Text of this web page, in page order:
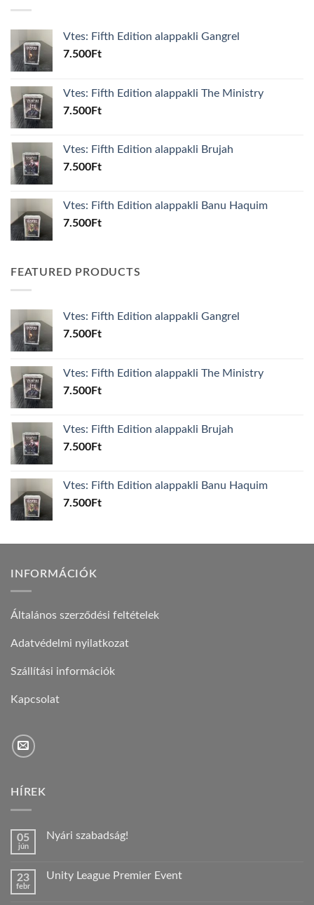
Vtes: Fifth Edition alappakli Gangrel
7.500Ft
Vtes: Fifth Edition alappakli The Ministry
7.500Ft
Vtes: Fifth Edition alappakli Brujah
7.500Ft
Vtes: Fifth Edition alappakli Banu Haquim
7.500Ft
FEATURED PRODUCTS
Vtes: Fifth Edition alappakli Gangrel
7.500Ft
Vtes: Fifth Edition alappakli The Ministry
7.500Ft
Vtes: Fifth Edition alappakli Brujah
7.500Ft
Vtes: Fifth Edition alappakli Banu Haquim
7.500Ft
INFORMÁCIÓK
Általános szerződési feltételek
Adatvédelmi nyilatkozat
Szállítási információk
Kapcsolat
HÍREK
05
jún
Nyári szabadság!
Nyári
23
febr
Unity League Premier Event